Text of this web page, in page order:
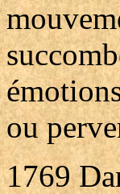
ou
1769